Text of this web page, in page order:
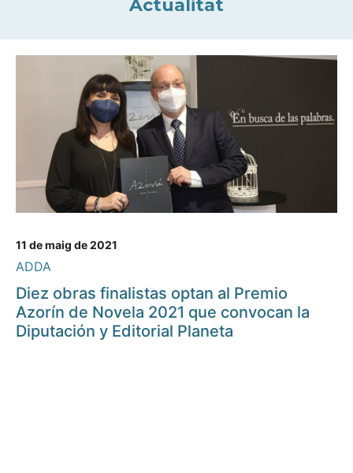
Actualitat
11 de maig de 2021
ADDA
Diez obras finalistas optan al Premio
Azorín de Novela 2021 que convocan la
Diputación y Editorial Planeta